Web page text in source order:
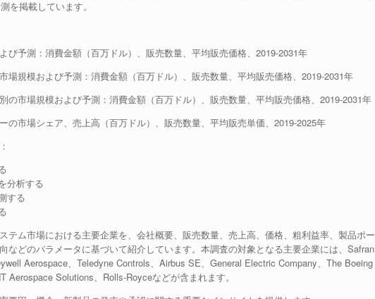
を掲載しています。
び予測：消費金額（百万ドル）、販売数量、平均販売価格、2019-2031年
場規模および予測：消費金額（百万ドル）、販売数量、平均販売価格、2019-2031年
の市場規模および予測：消費金額（百万ドル）、販売数量、平均販売価格、2019-2031年
の市場シェア、売上高（百万ドル）、販売数量、平均販売単価、2019-2025年
分析する
する
テム市場における主要企業を、会社概要、販売数量、売上高、価格、粗利益率、製品ポー
などのパラメータに基づいて紹介しています。本調査の対象となる主要企業には、Safran
Aerospace、Teledyne Controls、Airbus SE、General Electric Company、The Boeing
Aerospace Solutions、Rolls-Royceなどが含まれます。